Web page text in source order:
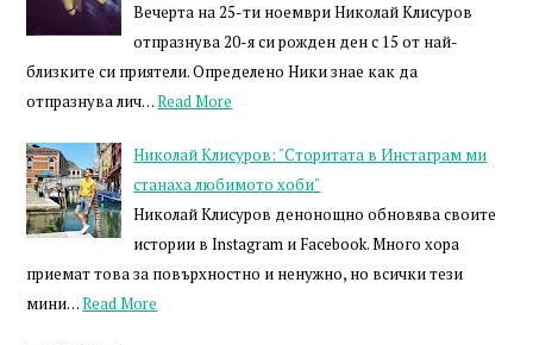
Вечерта на 25-ти ноември Николай Клисуров
отпразнува 20-я си рожден ден с 15 от най-
близките си приятели. Определено Ники знае как да
отпразнува лич…Read More
Николай Клисуров: "Сторитата в Инстаграм ми
станаха любимото хоби"
Николай Клисуров денонощно обновява своите
истории в Instagram и Facebook. Много хора
приемат това за повърхностно и ненужно, но всички тези
мини…Read More